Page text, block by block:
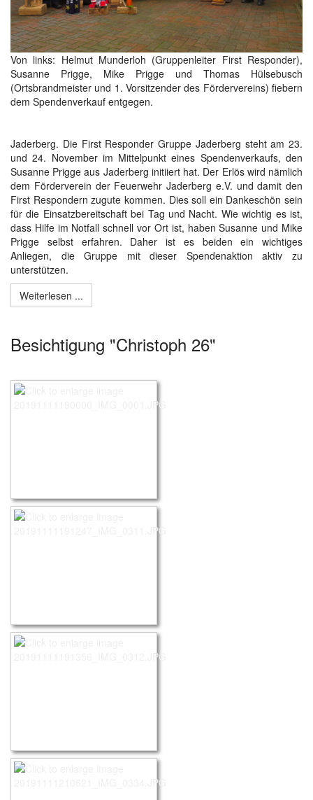
Von links: Helmut Munderloh (Gruppenleiter First Responder),
Susanne Prigge, Mike Prigge und Thomas Hülsebusch
(Ortsbrandmeister und 1. Vorsitzender des Fördervereins) fiebern
dem Spendenverkauf entgegen.
Jaderberg. Die First Responder Gruppe Jaderberg steht am 23.
und 24. November im Mittelpunkt eines Spendenverkaufs, den
Susanne Prigge aus Jaderberg initiiert hat. Der Erlös wird nämlich
dem Förderverein der Feuerwehr Jaderberg e.V. und damit den
First Respondern zugute kommen. Dies soll ein Dankeschön sein
für die Einsatzbereitschaft bei Tag und Nacht. Wie wichtig es ist,
dass Hilfe im Notfall schnell vor Ort ist, haben Susanne und Mike
Prigge selbst erfahren. Daher ist es beiden ein wichtiges
Anliegen, die Gruppe mit dieser Spendenaktion aktiv zu
unterstützen.
Weiterlesen ...
Besichtigung "Christoph 26"